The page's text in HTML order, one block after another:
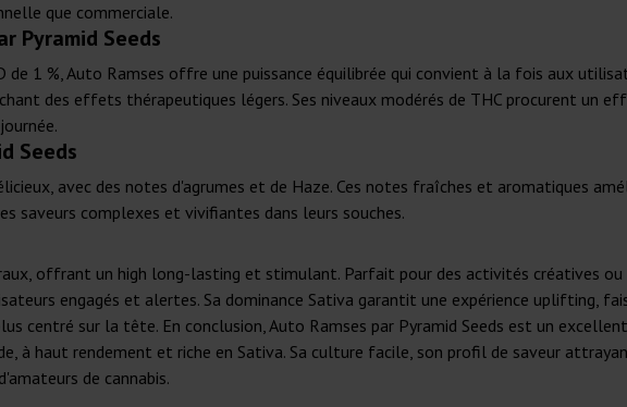
que commerciale.
Pyramid Seeds
de 1 %, Auto Ramses offre une puissance équilibrée qui convient à la fois aux
des effets thérapeutiques légers. Ses niveaux modérés de THC procurent un
Seeds
avec des notes d'agrumes et de Haze. Ces notes fraîches et aromatiques
saveurs complexes et vivifiantes dans leurs souches.
offrant un high long-lasting et stimulant. Parfait pour des activités créatives
engagés et alertes. Sa dominance Sativa garantit une expérience uplifting,
centré sur la tête. En conclusion, Auto Ramses par Pyramid Seeds est un
à haut rendement et riche en Sativa. Sa culture facile, son profil de saveur
de cannabis.